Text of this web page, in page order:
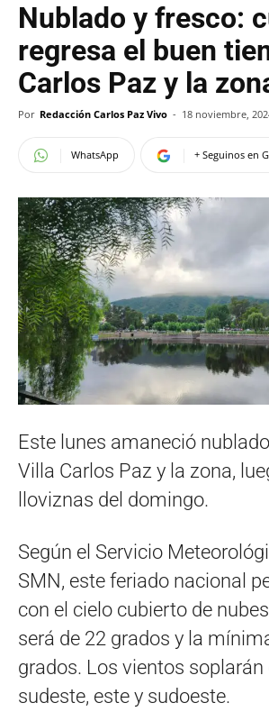
Nublado y fresco:
regresa el buen
Carlos Paz y la
Por Redacción Carlos Paz Vivo - 18 noviembre,
WhatsApp + Seguinos en
Este lunes amaneció
Villa Carlos Paz y la zona,
lloviznas del domingo.
Según el Servicio
SMN, este feriado nacional
con el cielo cubierto de
será de 22 grados y la
grados. Los vientos soplarán
sudeste, este y sudoeste.